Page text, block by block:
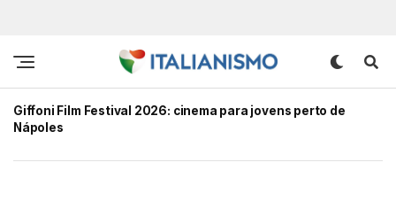
Giffoni Film Festival 2026: cinema para jovens perto de
Nápoles